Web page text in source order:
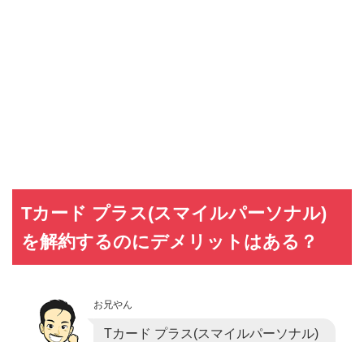
Tカード プラス(スマイルパーソナル)
を解約するのにデメリットはある？
お兄やん
Tカード プラス(スマイルパーソナル)